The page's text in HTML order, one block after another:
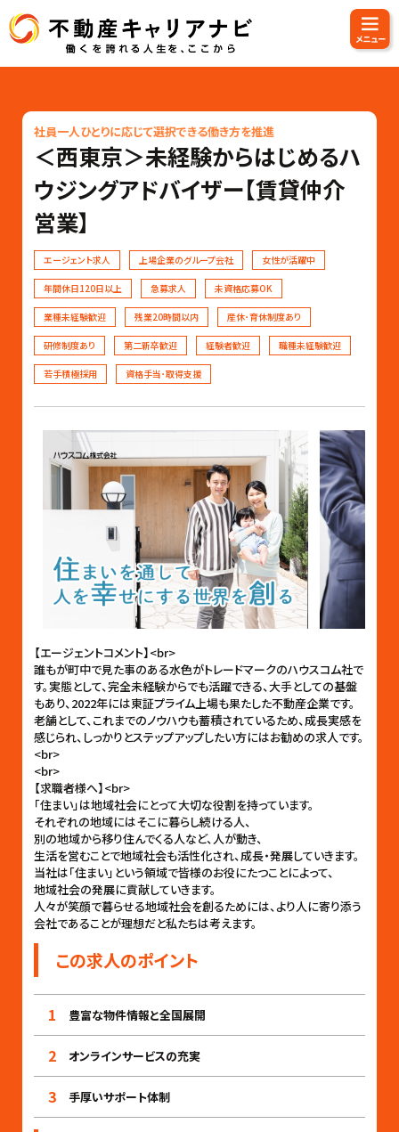
社員一人ひとりに応じて選択できる働き方を推進
＜西東京＞未経験からはじめるハ
ウジングアドバイザー【賃貸仲介
営業】
エージェント求人 上場企業のグループ会社 女性が活躍中
年間休日120日以上 急募求人 未資格応募OK
業種未経験歓迎 残業20時間以内 産休･育休制度あり
研修制度あり 第二新卒歓迎 経験者歓迎 職種未経験歓迎
若手積極採用 資格手当･取得支援
【エージェントコメント】<br>
誰もが町中で見た事のある水色がトレードマークのハウスコム社で
す。実態として、完全未経験からでも活躍できる、大手としての基盤
もあり、2022年には東証プライム上場も果たした不動産企業です。
老舗として、これまでのノウハウも蓄積されているため、成長実感を
感じられ、しっかりとステップアップしたい方にはお勧めの求人です。
<br>
<br>
【求職者様へ】<br>
「住まい」は地域社会にとって大切な役割を持っています。
それぞれの地域にはそこに暮らし続ける人、
別の地域から移り住んでくる人など、人が動き、
生活を営むことで地域社会も活性化され、成長・発展していきます。
当社は「住まい」という領域で皆様のお役にたつことによって、
地域社会の発展に貢献していきます。
人々が笑顔で暮らせる地域社会を創るためには、より人に寄り添う
会社であることが理想だと私たちは考えます。
この求人のポイント
1 豊富な物件情報と全国展開
2 オンラインサービスの充実
3 手厚いサポート体制